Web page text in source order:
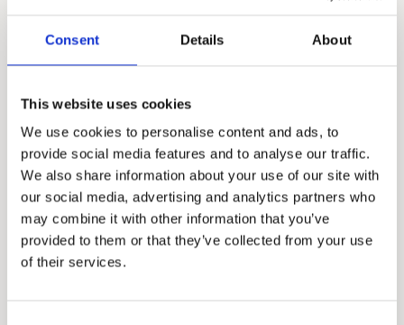
Consent Details About
This website uses cookies
We use cookies to personalise content and ads, to
provide social media features and to analyse our traffic.
We also share information about your use of our site with
our social media, advertising and analytics partners who
may combine it with other information that you’ve
provided to them or that they’ve collected from your use
of their services.